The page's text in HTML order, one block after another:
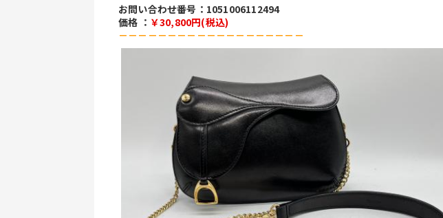
お問い合わせ番号：1051006112494
価格 ： ￥30,800円(税込)
－－－－－－－－－－－－－－－－－－－